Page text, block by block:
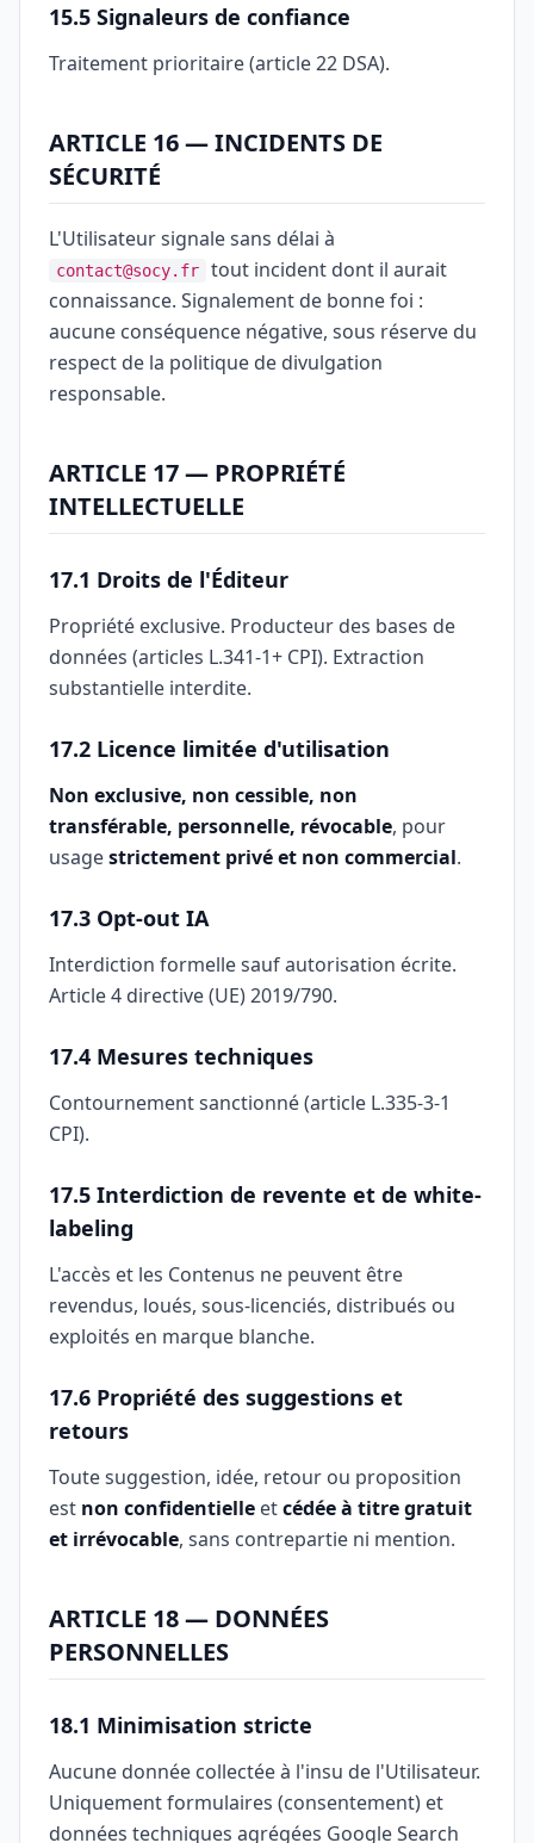
15.5 Signaleurs de confiance
Traitement prioritaire (article 22 DSA).
ARTICLE 16 — INCIDENTS DE
SÉCURITÉ
L'Utilisateur signale sans délai à
contact@socy.fr
tout incident dont il aurait
connaissance. Signalement de bonne foi :
aucune conséquence négative, sous réserve du
respect de la politique de divulgation
responsable.
ARTICLE 17 — PROPRIÉTÉ
INTELLECTUELLE
17.1 Droits de l'Éditeur
Propriété exclusive. Producteur des bases de
données (articles L.341-1+ CPI). Extraction
substantielle interdite.
17.2 Licence limitée d'utilisation
Non exclusive, non cessible, non
transférable, personnelle, révocable, pour
usagestrictement privé et non commercial.
17.3 Opt-out IA
Interdiction formelle sauf autorisation écrite.
Article 4 directive (UE) 2019/790.
17.4 Mesures techniques
Contournement sanctionné (article L.335-3-1
CPI).
17.5 Interdiction de revente et de white-
labeling
L'accès et les Contenus ne peuvent être
revendus, loués, sous-licenciés, distribués ou
exploités en marque blanche.
17.6 Propriété des suggestions et
retours
Toute suggestion, idée, retour ou proposition
est non confidentielle etcédée à titre gratuit
et irrévocable, sans contrepartie ni mention.
ARTICLE 18 — DONNÉES
PERSONNELLES
18.1 Minimisation stricte
Aucune donnée collectée à l'insu de l'Utilisateur.
Uniquement formulaires (consentement) et
données techniques agrégées Google Search